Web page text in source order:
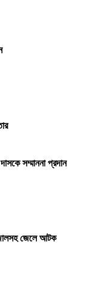
সম্মাননা প্রদান
জালসহ জেলে আটক